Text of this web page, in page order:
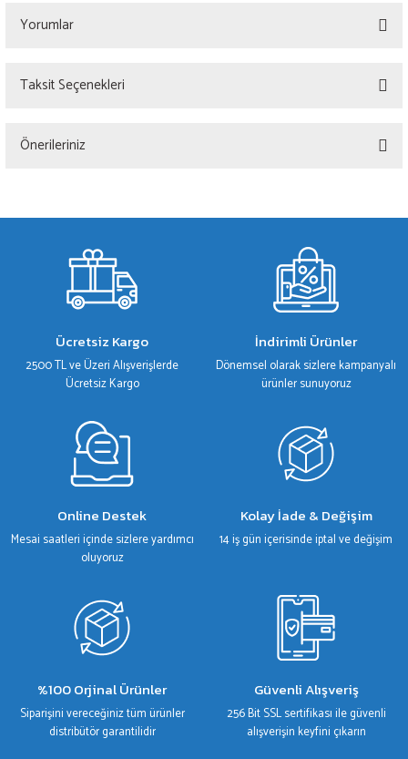
Yorumlar
Taksit Seçenekleri
Önerileriniz
gördüğünüz noktaları öneri formunu kullanarak tarafımıza iletebilirsiniz.
Ürün resmi kalitesiz, bozuk veya görüntülenemiyor.
Ürün açıklamasında eksik bilgiler bulunuyor.
Ürün fiyatı diğer sitelerden daha pahalı.
Bu ürüne benzer farklı alternatifler olmalı.
Ücretsiz Kargo
2500 TL ve Üzeri Alışverişlerde
Ücretsiz Kargo
İndirimli Ürünler
Dönemsel olarak sizlere kampanyalı
ürünler sunuyoruz
Online Destek
Mesai saatleri içinde sizlere yardımcı
oluyoruz
Kolay İade & Değişim
14 iş gün içerisinde iptal ve değişim
%100 Orjinal Ürünler
Siparişini vereceğiniz tüm ürünler
distribütör garantilidir
Güvenli Alışveriş
256 Bit SSL sertifikası ile güvenli
alışverişin keyfini çıkarın